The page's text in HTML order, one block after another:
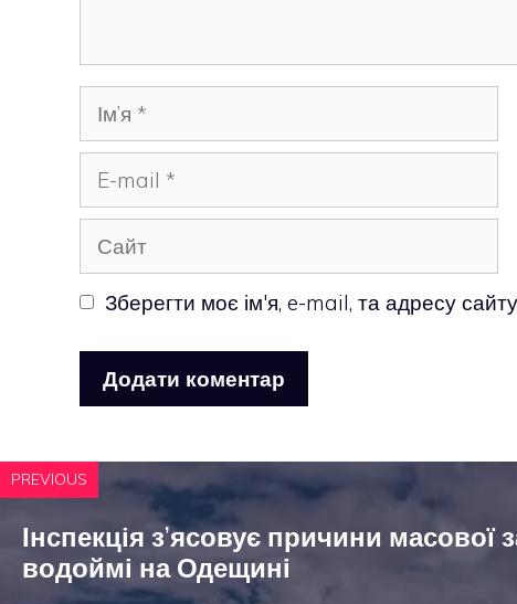
Ім’я
mail
Сайт
Зберегти моє ім'я, e-mail, та адресу
PREVIOUS
Інспекція з’ясовує причини масової
водоймі на Одещині